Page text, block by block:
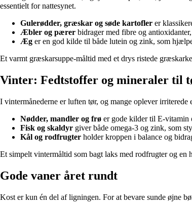
essentielt for nattesynet.
Gulerødder, græskar og søde kartofler er
Æbler og pærer bidrager med fibre og
Æg er en god kilde til både lutein og zink, som
Et varmt græskarsuppe-måltid med et drys ristede
Vinter: Fedtstoffer og mineraler til
I vintermånederne er luften tør, og mange oplever
Nødder, mandler og frø er gode kilder til E-vitamin
Fisk og skaldyr giver både omega-3 og zink, som
Kål og rodfrugter holder kroppen i balance og
Et simpelt vintermåltid som bagt laks med rodfrugter og
Gode vaner året rundt
Kost er kun én del af ligningen. For at bevare sunde øjne